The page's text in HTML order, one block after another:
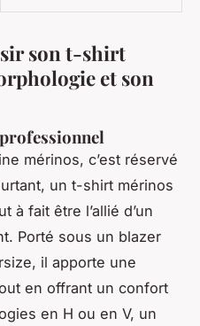
son t-shirt
et son
mérinos, c’est réservé
un t-shirt mérinos
à fait être l’allié d’un
Porté sous un blazer
il apporte une
en offrant un confort
en H ou en V, un